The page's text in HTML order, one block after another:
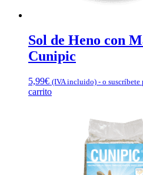
Sol de Heno con
Cunipic
5,99€ (IVA incluido) - o suscríbete
carrito